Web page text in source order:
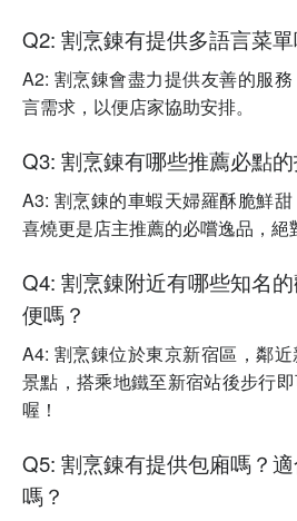
Q2: 割烹錬有提供多語言菜單
A2: 割烹錬會盡力提供友善的服
言需求，以便店家協助安排。
Q3: 割烹錬有哪些推薦必點
A3: 割烹錬的車蝦天婦羅酥脆鮮
喜燒更是店主推薦的必嚐逸品，絕
Q4: 割烹錬附近有哪些知名
便嗎？
A4: 割烹錬位於東京新宿區，鄰
景點，搭乘地鐵至新宿站後步行
喔！
Q5: 割烹錬有提供包廂嗎？
嗎？